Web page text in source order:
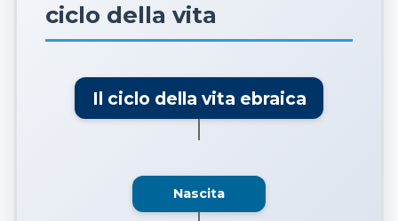
ciclo della vita
Il ciclo della vita ebraica
Nascita